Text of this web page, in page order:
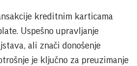
kreditnim karticama
Uspešno upravljanje
ali znači donošenje
je ključno za preuzimanje